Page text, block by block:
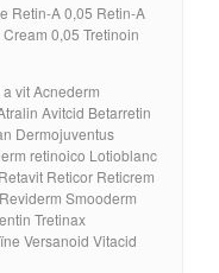
Retin-A 0,05 Retin-A
0,05 Tretinoin
vit Acnederm
Avitcid Betarretin
Dermojuventus
retinoico Lotioblanc
Reticor Reticrem
Smooderm
Tretinax
Versanoid Vitacid